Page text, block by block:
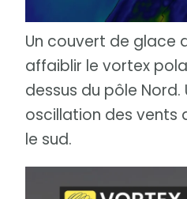
Un couvert de glace
affaiblir le vortex
dessus du pôle
oscillation des vents
le sud.